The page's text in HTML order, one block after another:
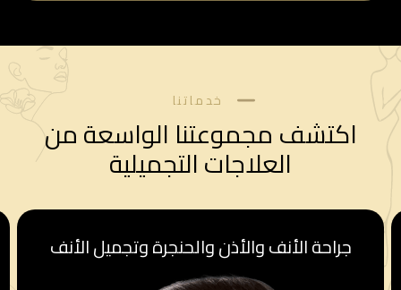
خدماتنا
اكتشف مجموعتنا الواسعة من
العلاجات التجميلية
قسم أمراض النساء والولادة